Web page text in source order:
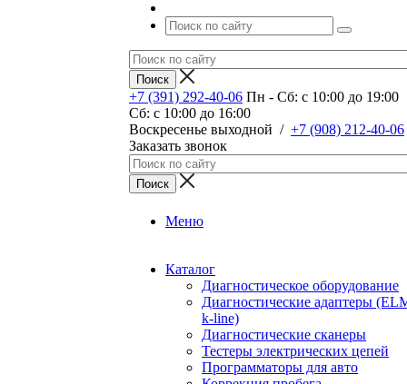
+7 (391) 292-40-06 Пн - Сб: c 10:00 до 19:00
Сб: c 10:00 до 16:00
​Воскресенье выходной / +7 (908) 212-40-06
Заказать звонок
Меню
Каталог
Диагностическое оборудование
Диагностические адаптеры
k-line)
Диагностические сканеры
Тестеры электрических цепей
Программаторы для авто